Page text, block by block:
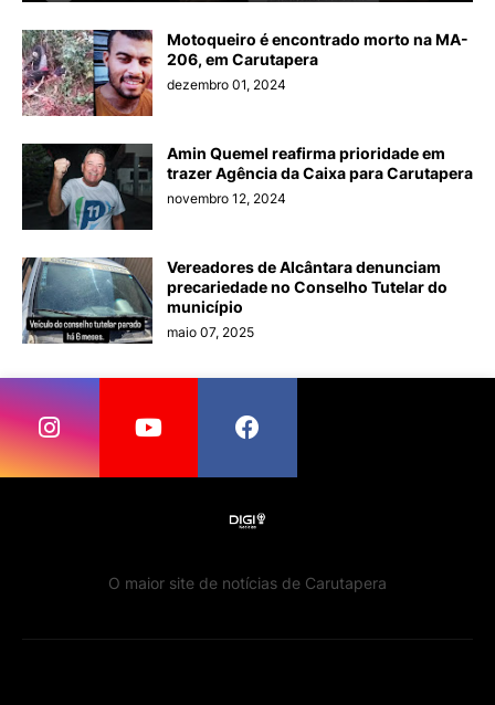
Motoqueiro é encontrado morto na MA-
206, em Carutapera
dezembro 01, 2024
Amin Quemel reafirma prioridade em
trazer Agência da Caixa para Carutapera
novembro 12, 2024
Vereadores de Alcântara denunciam
precariedade no Conselho Tutelar do
município
maio 07, 2025
O maior site de notícias de Carutapera